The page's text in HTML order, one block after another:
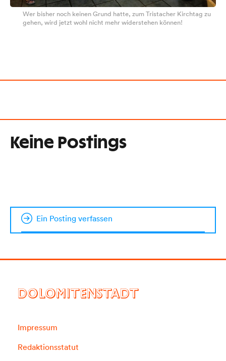
Wer bisher noch keinen Grund hatte, zum Tristacher Kirchtag zu
gehen, wird jetzt wohl nicht mehr widerstehen können!
Keine Postings
Ein Posting verfassen
DOLOMITENSTADT
Impressum
Redaktionsstatut